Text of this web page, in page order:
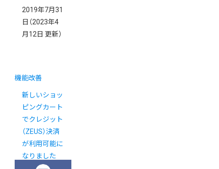
2019年7月31
日 （2023年4
月12日 更新）
機能改善
新しいショッ
ピングカート
でクレジット
（ZEUS）決済
が利用可能に
なりました